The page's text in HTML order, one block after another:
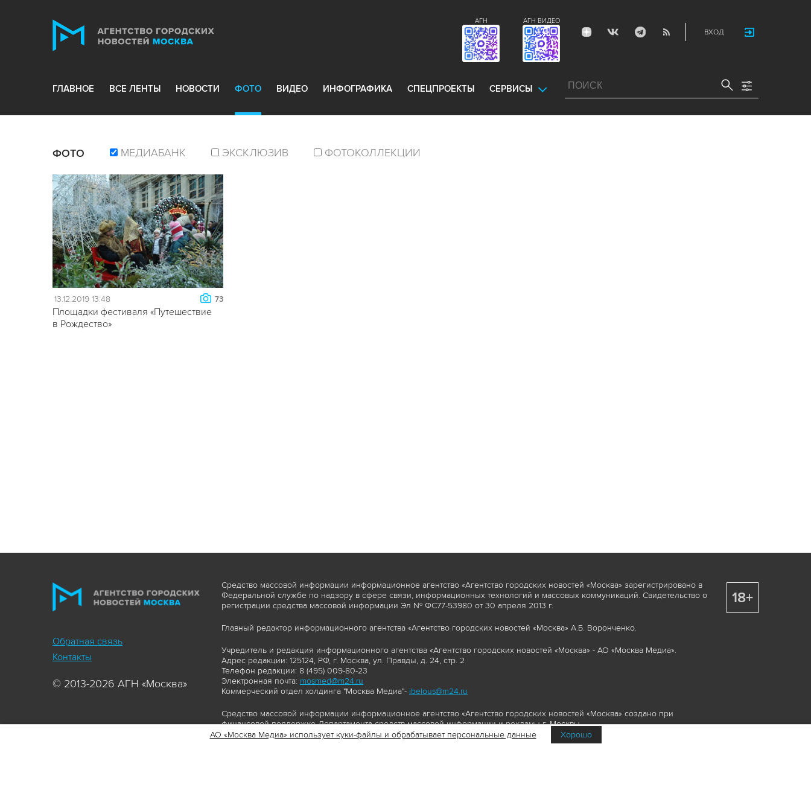
ВХОД
АГН ВИДЕО
АГН
ГЛАВНОЕ ВСЕ ЛЕНТЫ НОВОСТИ ФОТО ВИДЕО ИНФОГРАФИКА СПЕЦПРОЕКТЫ СЕРВИСЫ
ФОТО МЕДИАБАНК ЭКСКЛЮЗИВ ФОТОКОЛЛЕКЦИИ
13.12.2019 13:48 73
Площадки фестиваля «Путешествие
в Рождество»
Обратная связь
Контакты
© 2013-2026 АГН «Москва»
Средство массовой информации информационное агентство «Агентство городских новостей «Москва» зарегистрировано в
Федеральной службе по надзору в сфере связи, информационных технологий и массовых коммуникаций. Свидетельство о
регистрации средства массовой информации Эл № ФС77-53980 от 30 апреля 2013 г.
Главный редактор информационного агентства «Агентство городских новостей «Москва» А.Б. Воронченко.
Учредитель и редакция информационного агентства «Агентство городских новостей «Москва» - АО «Москва Медиа».
Адрес редакции: 125124, РФ, г. Москва, ул. Правды, д. 24, стр. 2
Телефон редакции: 8 (495) 009-80-23
Электронная почта: mosmed@m24.ru
Коммерческий отдел холдинга "Москва Медиа"- ibelous@m24.ru
Средство массовой информации информационное агентство «Агентство городских новостей «Москва» создано при
финансовой поддержке Департамента средств массовой информации и рекламы г. Москвы.
Сайт https://www.mskagency.ru содержит материалы, товарные знаки и иные охраняемые элементы, включая, но, не
18+
АО «Москва Медиа» использует куки-файлы и обрабатывает персональные данные Хорошо